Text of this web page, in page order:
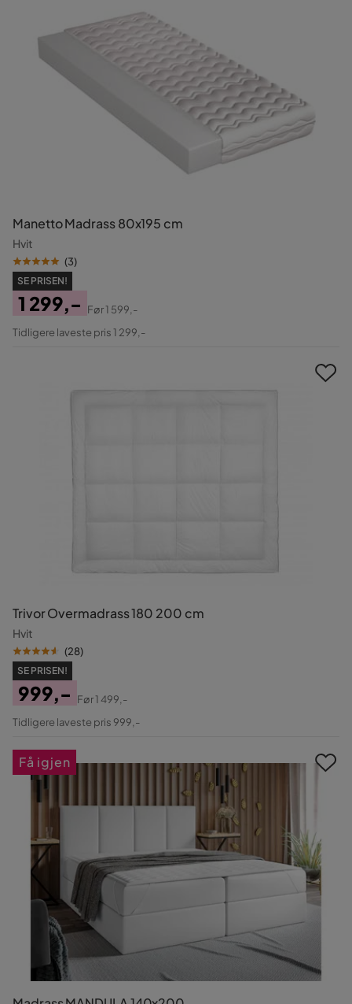
Manetto Madrass 80x195 cm
Hvit
(3)
SE PRISEN!
Pris
1 299,-
Original
Før1 599,-
Tidligere laveste pris 1 299,-
Trivor Overmadrass 180 200 cm
Hvit
(28)
SE PRISEN!
Pris
999,-
Original
Før1 499,-
Tidligere laveste pris 999,-
Få igjen